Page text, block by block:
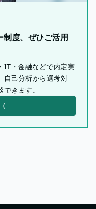
制度、ぜひご活用
IT・金融などで内定実
自己分析から選考対
きます。